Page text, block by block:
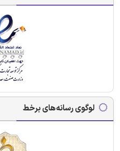
لوگوی رسانه‌های برخط